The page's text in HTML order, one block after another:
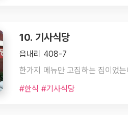
10. 기사식당
읍내리 408-7
#한식 #기사식당